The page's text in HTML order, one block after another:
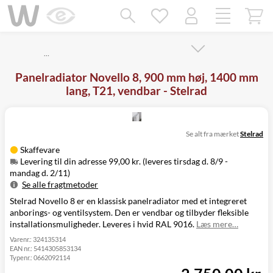
…
Panelradiator Novello 8, 900 mm høj, 1400 mm
lang, T21, vendbar - Stelrad
Skaffevare
Levering til din adresse 99,00 kr. (leveres tirsdag d. 8/9 -
mandag d. 2/11)
Se alle fragtmetoder
Metode
Pris
Leveres
Levering til
din adresse
99,00 kr.
Tirsdag d. 8/9 -
mandag d. 2/11
Click&Collect
i Svenstrup
(9230)
Se alt fra mærketStelrad
Stelrad Novello 8 er en klassisk panelradiator med et integreret
anborings- og ventilsystem. Den er vendbar og tilbyder fleksible
installationsmuligheder. Leveres i hvid RAL 9016. Læs mere…
Varenr.: 324135314
EAN nr.: 5414305853134
Typenr.: 0662092114
Mangler chatten?
Ret samtykke!